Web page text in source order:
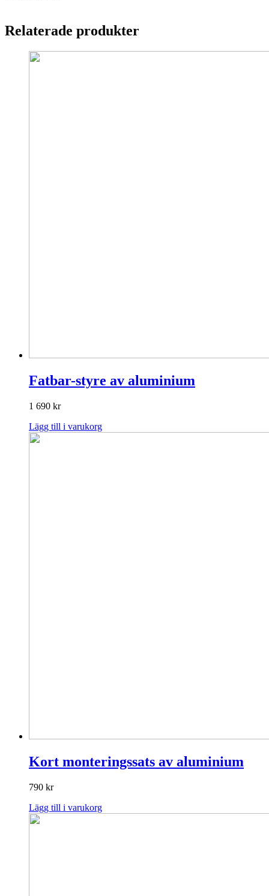
Relaterade produkter
Fatbar-styre av aluminium
1 690 kr
Lägg till i varukorg
Kort monteringssats av aluminium
790 kr
Lägg till i varukorg